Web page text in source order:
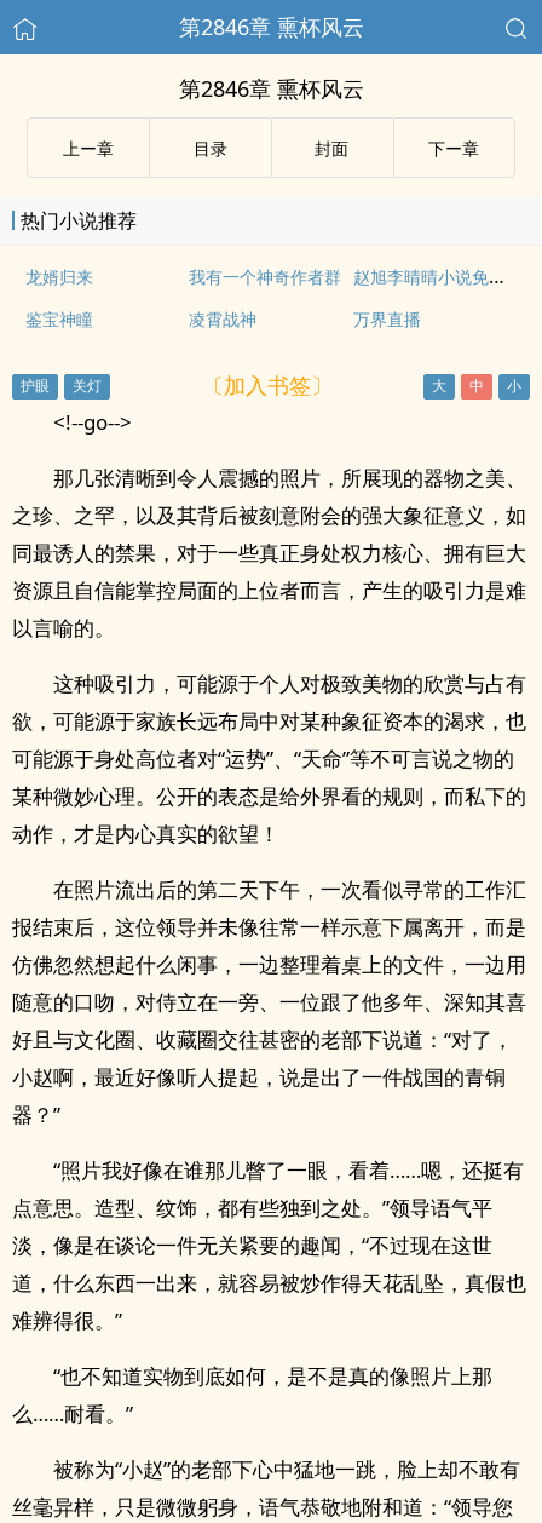
第2846章 熏杯风云
第2846章 熏杯风云
上ー章 目录 封面 下ー章
热门小说推荐
龙婿归来 我有一个神奇作者群 赵旭李晴晴小说免费全文免费阅读
鉴宝神瞳 凌霄战神 万界直播
〔加入书签〕
<!--go-->
那几张清晰到令人震撼的照片，所展现的器物之美、
之珍、之罕，以及其背后被刻意附会的强大象征意义，如
同最诱人的禁果，对于一些真正身处权力核心、拥有巨大
资源且自信能掌控局面的上位者而言，产生的吸引力是难
以言喻的。
这种吸引力，可能源于个人对极致美物的欣赏与占有
欲，可能源于家族长远布局中对某种象征资本的渴求，也
可能源于身处高位者对“运势”、“天命”等不可言说之物的
某种微妙心理。公开的表态是给外界看的规则，而私下的
动作，才是内心真实的欲望！
在照片流出后的第二天下午，一次看似寻常的工作汇
报结束后，这位领导并未像往常一样示意下属离开，而是
仿佛忽然想起什么闲事，一边整理着桌上的文件，一边用
随意的口吻，对侍立在一旁、一位跟了他多年、深知其喜
好且与文化圈、收藏圈交往甚密的老部下说道：“对了，
小赵啊，最近好像听人提起，说是出了一件战国的青铜
器？”
“照片我好像在谁那儿瞥了一眼，看着……嗯，还挺有
点意思。造型、纹饰，都有些独到之处。”领导语气平
淡，像是在谈论一件无关紧要的趣闻，“不过现在这世
道，什么东西一出来，就容易被炒作得天花乱坠，真假也
难辨得很。”
“也不知道实物到底如何，是不是真的像照片上那
么……耐看。”
被称为“小赵”的老部下心中猛地一跳，脸上却不敢有
丝毫异样，只是微微躬身，语气恭敬地附和道：“领导您